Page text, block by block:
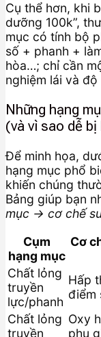
Cụ thể hơn, khi
dưỡng 100k”,
mục có tính bộ
số + phanh +
hòa…; chỉ cần
nghiệm lái và
Những hạng
(và vì sao dễ bị
Để minh họa,
hạng mục phổ
khiến chúng
Bảng giúp bạn
mục → cơ chế
Cụm
hạng mục
Cơ
Chất lỏng
truyền
lực/phanh
Hấp
điểm
Chất lỏng
truyền
Oxy
phụ